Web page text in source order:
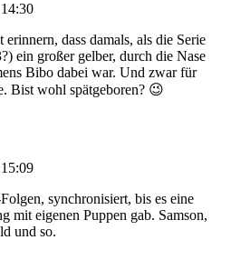
dass damals, als die Serie
ein großer gelber, durch die Nase
Bibo dabei war. Und zwar für
Bist wohl spätgeboren? 😉
synchronisiert, bis es eine
mit eigenen Puppen gab. Samson,
und so.